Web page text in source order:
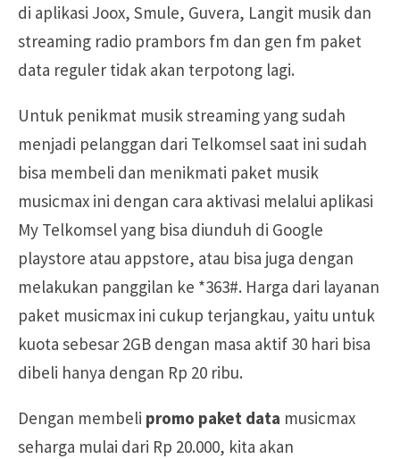
di aplikasi Joox, Smule, Guvera, Langit musik dan
streaming radio prambors fm dan gen fm paket
data reguler tidak akan terpotong lagi.
Untuk penikmat musik streaming yang sudah
menjadi pelanggan dari Telkomsel saat ini sudah
bisa membeli dan menikmati paket musik
musicmax ini dengan cara aktivasi melalui aplikasi
My Telkomsel yang bisa diunduh di Google
playstore atau appstore, atau bisa juga dengan
melakukan panggilan ke *363#. Harga dari layanan
paket musicmax ini cukup terjangkau, yaitu untuk
kuota sebesar 2GB dengan masa aktif 30 hari bisa
dibeli hanya dengan Rp 20 ribu.
Dengan membeli promo paket data musicmax
seharga mulai dari Rp 20.000, kita akan